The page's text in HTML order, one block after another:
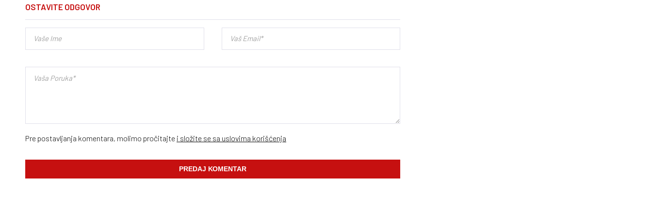
OSTAVITE ODGOVOR
Pre postavljanja komentara, molimo pročitajte i složite se sa uslovima korišćenja